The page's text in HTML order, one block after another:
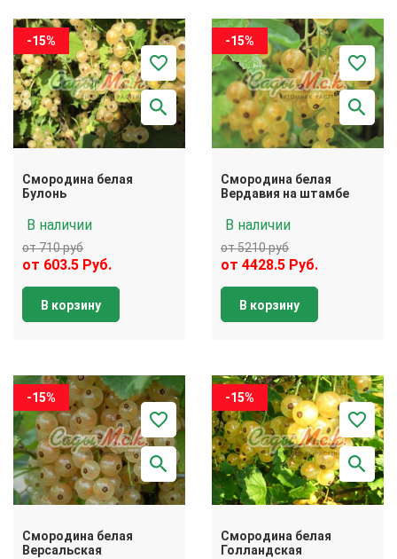
-15%
Смородина белая
Булонь
В наличии
от 710 руб
от 603.5 Руб.
В корзину
-15%
Смородина белая
Вердавия на штамбе
В наличии
от 5210 руб
от 4428.5 Руб.
В корзину
-15%
Смородина белая
Версальская
-15%
Смородина белая
Голландская